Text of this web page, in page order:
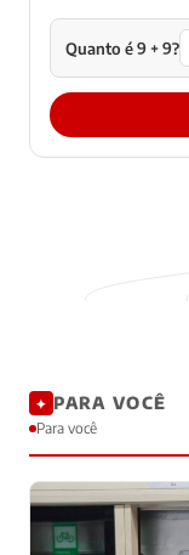
Quanto é 9 + 9?
✦ PARA VOCÊ
Para você